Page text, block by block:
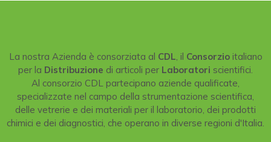
La nostra Azienda è consorziata al CDL , il Consorzioitaliano
per la Distribuzione di articoli per Laboratori scientifici.
Al consorzio CDL partecipano aziende qualificate,
specializzate nel campo della strumentazione scientifica,
delle vetrerie e dei materiali per il laboratorio, dei prodotti
chimici e dei diagnostici, che operano in diverse regioni d'Italia.